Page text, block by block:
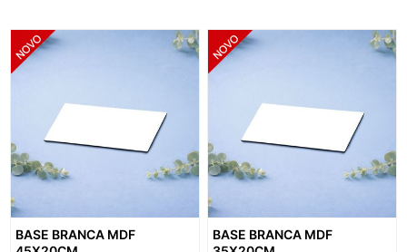
BASE BRANCA MDF
BASE BRANCA MDF